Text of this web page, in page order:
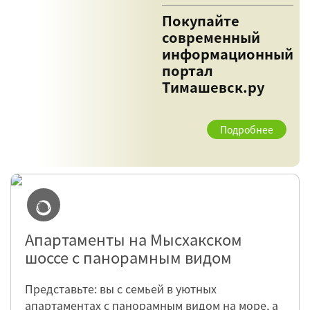
Покупайте
современный
информационный
портал
Тимашевск.ру
Подробнее
Апартаменты на Мысхакском
шоссе с панорамным видом
Представьте: вы с семьей в уютных
апартаментах с панорамным видом на море, а